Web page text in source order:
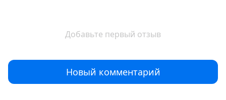
Добавьте первый отзыв
Новый комментарий